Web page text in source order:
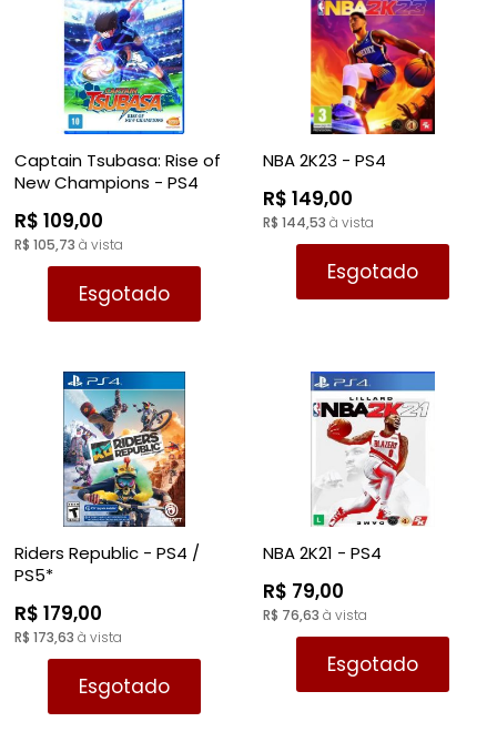
Captain Tsubasa: Rise of
New Champions - PS4
R$ 109,00
R$ 105,73 à vista
Esgotado
NBA 2K23 - PS4
R$ 149,00
R$ 144,53 à vista
Esgotado
Riders Republic - PS4 /
PS5*
R$ 179,00
R$ 173,63 à vista
Esgotado
NBA 2K21 - PS4
R$ 79,00
R$ 76,63 à vista
Esgotado